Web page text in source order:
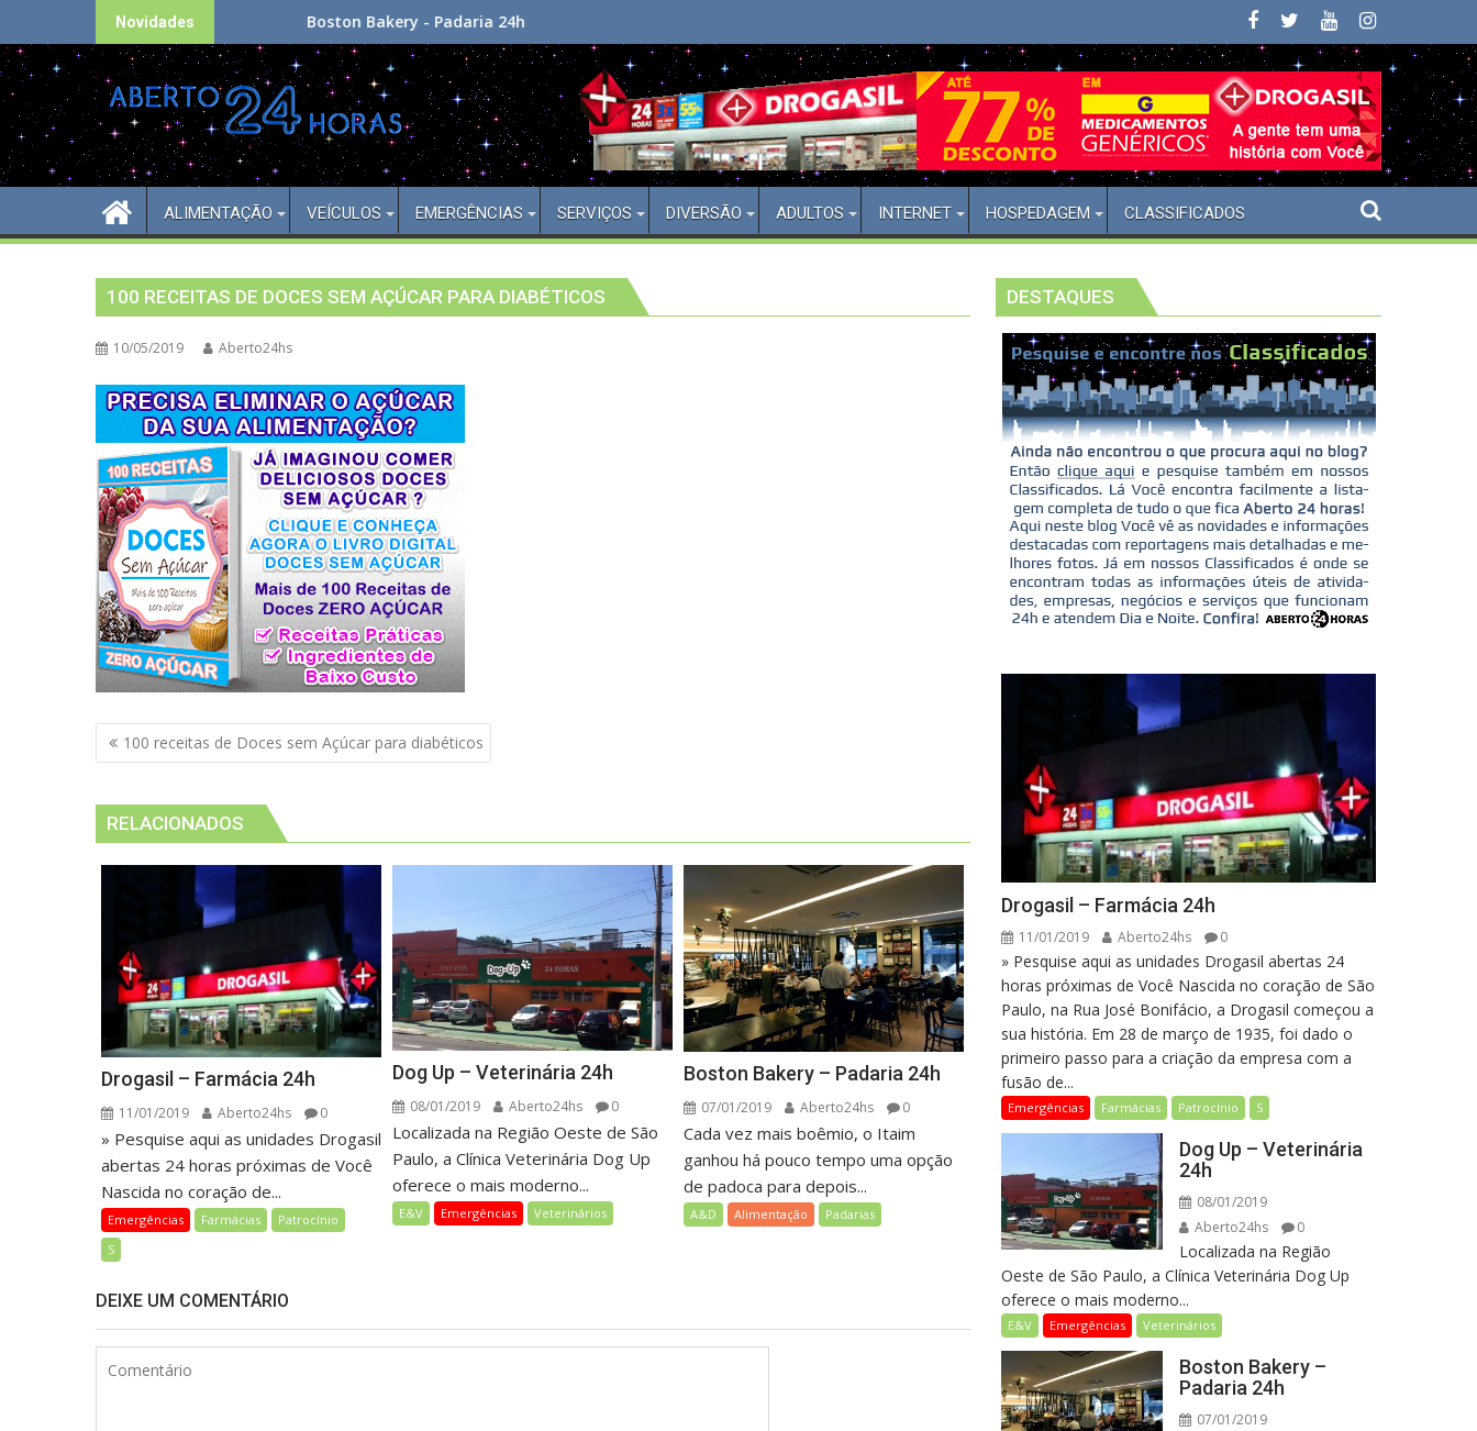
to
content
Novidades
Boston Bakery - Padaria 24h
ALIMENTAÇÃO VEÍCULOS EMERGÊNCIAS SERVIÇOS DIVERSÃO ADULTOS INTERNET HOSPEDAGEM CLASSIFICADOS
100 RECEITAS DE DOCES SEM AÇÚCAR PARA DIABÉTICOS
10/05/2019 Aberto24hs
Navegação
de
100 receitas de Doces sem Açúcar para diabéticos
RELACIONADOS
Drogasil – Farmácia 24h
11/01/2019 Aberto24hs 0
» Pesquise aqui as unidades Drogasil
abertas 24 horas próximas de Você
Nascida no coração de...
Emergências Farmácias
Patrocínio
S
Dog Up – Veterinária 24h
08/01/2019 Aberto24hs 0
Localizada na Região Oeste de São
Paulo, a Clínica Veterinária Dog Up
oferece o mais moderno...
E&V Emergências Veterinários
Boston Bakery – Padaria 24h
07/01/2019 Aberto24hs 0
Cada vez mais boêmio, o Itaim
ganhou há pouco tempo uma opção
de padoca para depois...
A&D Alimentação Padarias
DEIXE UM COMENTÁRIO
DESTAQUES
Drogasil – Farmácia 24h
11/01/2019 Aberto24hs 0
» Pesquise aqui as unidades Drogasil abertas 24
horas próximas de Você Nascida no coração de São
Paulo, na Rua José Bonifácio, a Drogasil começou a
sua história. Em 28 de março de 1935, foi dado o
primeiro passo para a criação da empresa com a
fusão de...
Emergências Farmácias Patrocínio S
Dog Up – Veterinária
24h
08/01/2019
Aberto24hs
0
Localizada na Região
Oeste de São Paulo, a Clínica Veterinária Dog Up
oferece o mais moderno...
E&V Emergências Veterinários
Boston Bakery –
Padaria 24h
07/01/2019